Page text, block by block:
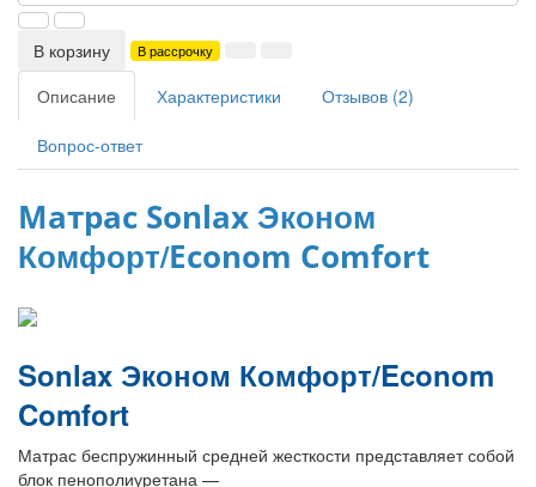
В корзину В рассрочку
Описание Характеристики Отзывов (2)
Вопрос-ответ
Матрас SonlaxЭконом
Комфорт/Econom Comfort
Sonlax Эконом Комфорт/Econom
Comfort
Матрас беспружинный средней жесткости представляет собой
блок пенополиуретана —